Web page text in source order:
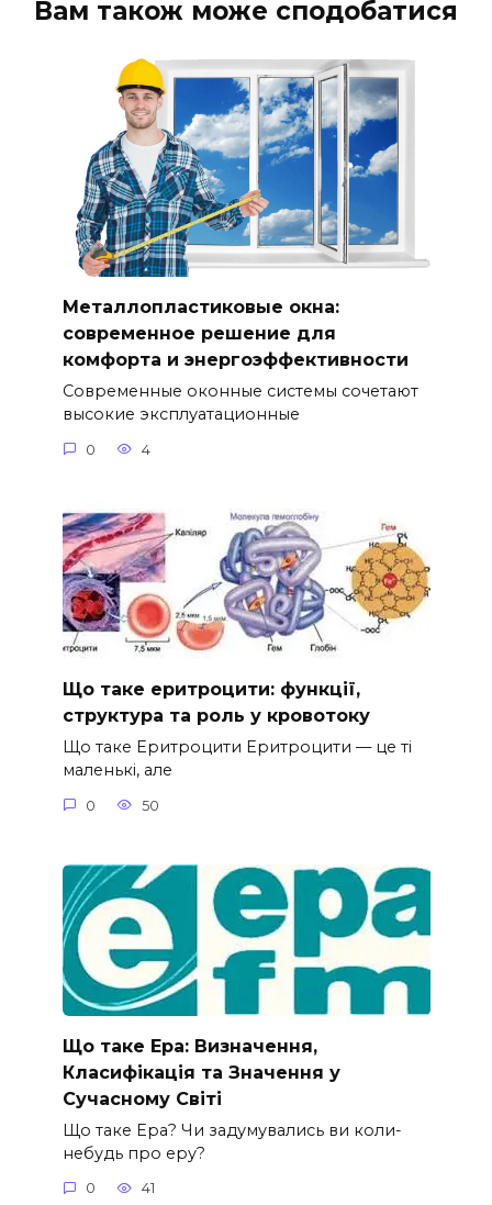
Вам також може сподобатися
Металлопластиковые окна:
современное решение для
комфорта и энергоэффективности
Современные оконные системы сочетают
высокие эксплуатационные
0 4
Що таке еритроцити: функції,
структура та роль у кровотоку
Що таке Еритроцити Еритроцити — це ті
маленькі, але
0 50
Що таке Ера: Визначення,
Класифікація та Значення у
Сучасному Світі
Що таке Ера? Чи задумувались ви коли-
небудь про еру?
0 41